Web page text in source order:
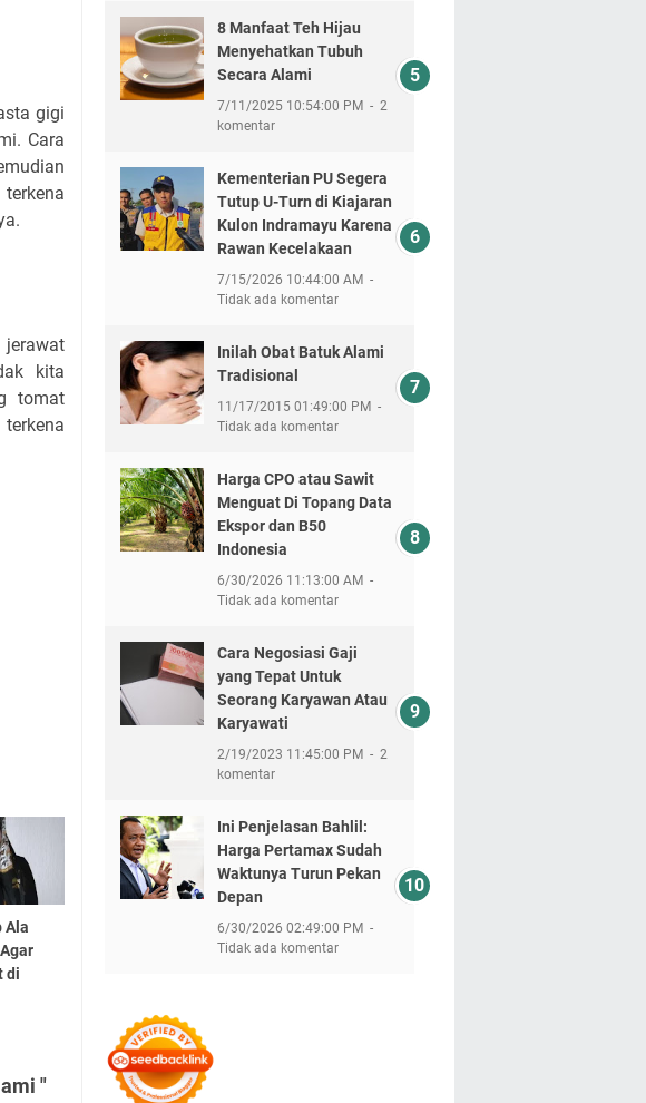
gigi
Cara
kita
tomat
Ala
di
"
8 Manfaat Teh Hijau
Menyehatkan Tubuh
Secara Alami
7/11/2025 10:54:00 PM
2
komentar
Kementerian PU Segera
Tutup U-Turn di Kiajaran
Kulon Indramayu Karena
Rawan Kecelakaan
7/15/2026 10:44:00 AM
Tidak ada komentar
Inilah Obat Batuk Alami
Tradisional
11/17/2015 01:49:00 PM
Tidak ada komentar
Harga CPO atau Sawit
Menguat Di Topang Data
Ekspor dan B50
Indonesia
6/30/2026 11:13:00 AM
Tidak ada komentar
Cara Negosiasi Gaji
yang Tepat Untuk
Seorang Karyawan Atau
Karyawati
2/19/2023 11:45:00 PM
2
komentar
Ini Penjelasan Bahlil:
Harga Pertamax Sudah
Waktunya Turun Pekan
Depan
6/30/2026 02:49:00 PM
Tidak ada komentar